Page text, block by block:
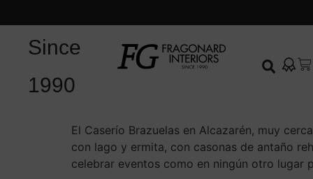
Since
1990
El Caserío Brazuelas en Alcazarén, muy
con lago y ermita, con casonas de antaño
celebrar eventos como en ningún otro lugar